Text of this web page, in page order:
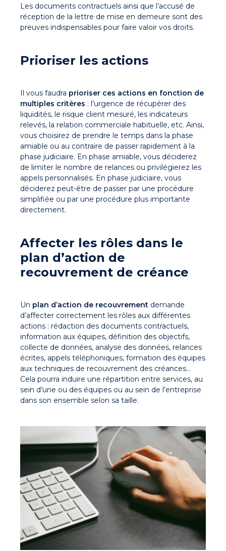
Les documents contractuels ainsi que l’accusé de
réception de la lettre de mise en demeure sont des
preuves indispensables pour faire valoir vos droits.
Prioriser les actions
Il vous faudra prioriser ces actions en fonction de
multiples critères : l’urgence de récupérer des
liquidités, le risque client mesuré, les indicateurs
relevés, la relation commerciale habituelle, etc. Ainsi,
vous choisirez de prendre le temps dans la phase
amiable ou au contraire de passer rapidement à la
phase judiciaire. En phase amiable, vous déciderez
de limiter le nombre de relances ou privilégierez les
appels personnalisés. En phase judiciaire, vous
déciderez peut-être de passer par une procédure
simplifiée ou par une procédure plus importante
directement.
Affecter les rôles dans le
plan d’action de
recouvrement de créance
Un plan d’action de recouvrement demande
d’affecter correctement les rôles aux différentes
actions : rédaction des documents contractuels,
information aux équipes, définition des objectifs,
collecte de données, analyse des données, relances
écrites, appels téléphoniques, formation des équipes
aux techniques de recouvrement des créances…
Cela pourra induire une répartition entre services, au
sein d’une ou des équipes ou au sein de l’entreprise
dans son ensemble selon sa taille.